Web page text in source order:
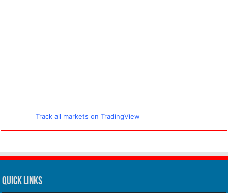
Track all markets on TradingView
Quick Links